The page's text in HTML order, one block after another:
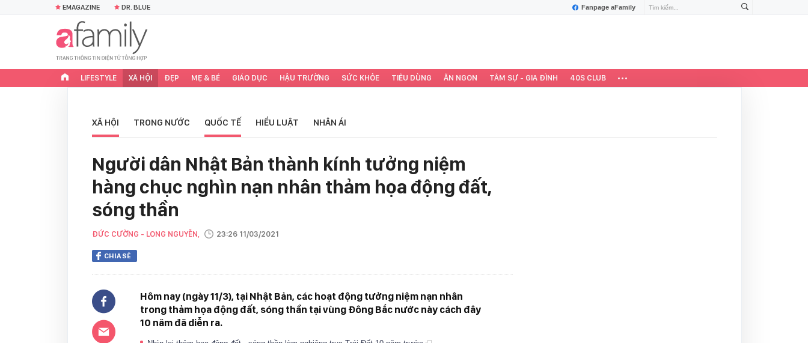
Fanpage aFamily
EMAGAZINE DR. BLUE
LIFESTYLE XÃ HỘI ĐẸP MẸ & BÉ GIÁO DỤC HẬU TRƯỜNG SỨC KHỎE TIÊU DÙNG ĂN NGON TÂM SỰ - GIA ĐÌNH 40S CLUB
XÃ HỘI TRONG NƯỚC QUỐC TẾ HIỂU LUẬT NHÂN ÁI
Người dân Nhật Bản thành kính tưởng niệm
hàng chục nghìn nạn nhân thảm họa động đất,
sóng thần
ĐỨC CƯỜNG - LONG NGUYỄN, 23:26 11/03/2021
CHIA SẺ
Hôm nay (ngày 11/3), tại Nhật Bản, các hoạt động tưởng niệm nạn nhân
trong thảm họa động đất, sóng thần tại vùng Đông Bắc nước này cách đây
10 năm đã diễn ra.